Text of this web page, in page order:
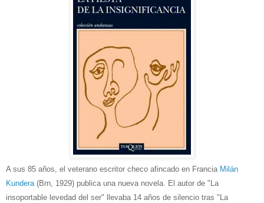
A sus 85 años, el veterano escritor checo afincado en Francia Milán
Kundera(Brn, 1929) publica una nueva novela. El autor de "La
insoportable levedad del ser" llevaba 14 años de silencio tras "La